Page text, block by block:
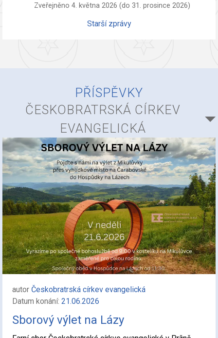
Zveřejněno 4. května 2026 (do 31. prosince 2026)
Starší zprávy
PŘÍSPĚVKY
ČESKOBRATRSKÁ CÍRKEV
EVANGELICKÁ
autor Českobratrská církev evangelická
Datum konání: 21.06.2026
Sborový výlet na Lázy